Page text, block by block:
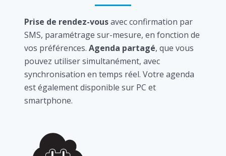
Prise de rendez-vousavec confirmation par
SMS, paramétrage sur-mesure, en fonction de
vos préférences. Agenda partagé, que vous
pouvez utiliser simultanément, avec
synchronisation en temps réel. Votre agenda
est également disponible sur PC et
smartphone.